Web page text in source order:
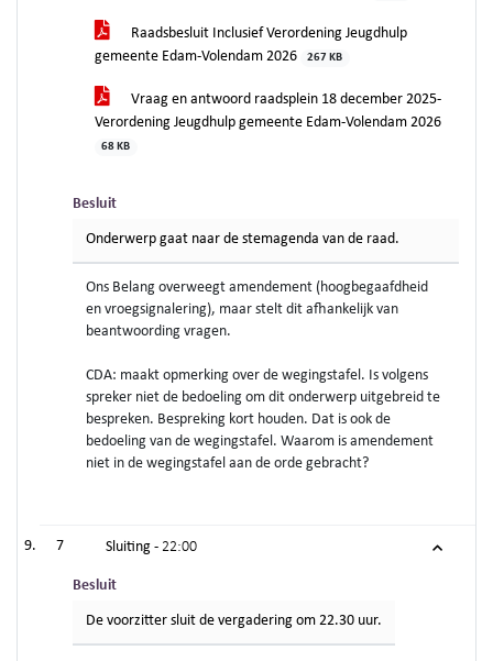
Raadsbesluit Inclusief Verordening Jeugdhulp
gemeente Edam-Volendam 2026
267 KB
Vraag en antwoord raadsplein 18 december 2025-
Verordening Jeugdhulp gemeente Edam-Volendam 2026
68 KB
Besluit
Onderwerp gaat naar de stemagenda van de raad.
Ons Belang overweegt amendement (hoogbegaafdheid
en vroegsignalering), maar stelt dit afhankelijk van
beantwoording vragen.
CDA: maakt opmerking over de wegingstafel. Is volgens
spreker niet de bedoeling om dit onderwerp uitgebreid te
bespreken. Bespreking kort houden. Dat is ook de
bedoeling van de wegingstafel. Waarom is amendement
niet in de wegingstafel aan de orde gebracht?
7 Sluiting - 22:00
Besluit
De voorzitter sluit de vergadering om 22.30 uur.